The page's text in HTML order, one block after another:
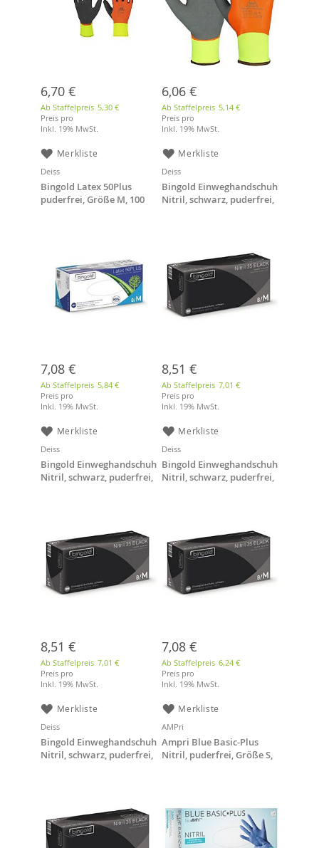
6,70 €
Ab Staffelpreis 5,30 €
Preis pro
Inkl. 19% MwSt.
Merkliste
6,06 €
Ab Staffelpreis 5,14 €
Preis pro
Inkl. 19% MwSt.
Merkliste
Deiss
Bingold Latex 50Plus
puderfrei, Größe M, 100
7,08 €
Ab Staffelpreis 5,84 €
Preis pro
Inkl. 19% MwSt.
Merkliste
Deiss
Bingold Einweghandschuh
Nitril, schwarz, puderfrei,
8,51 €
Ab Staffelpreis 7,01 €
Preis pro
Inkl. 19% MwSt.
Merkliste
Deiss
Bingold Einweghandschuh
Nitril, schwarz, puderfrei,
8,51 €
Ab Staffelpreis 7,01 €
Preis pro
Inkl. 19% MwSt.
Merkliste
Deiss
Bingold Einweghandschuh
Nitril, schwarz, puderfrei,
7,08 €
Ab Staffelpreis 6,24 €
Preis pro
Inkl. 19% MwSt.
Merkliste
Deiss
Bingold Einweghandschuh
Nitril, schwarz, puderfrei,
AMPri
Ampri Blue Basic-Plus
Nitril, puderfrei, Größe S,